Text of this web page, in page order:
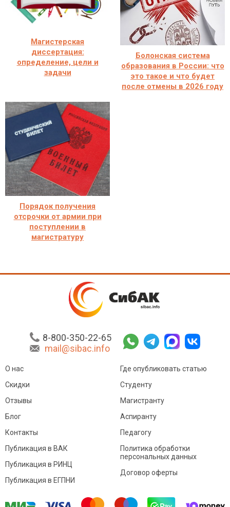
Магистерская
диссертация:
определение, цели и
задачи
Болонская система
образования в России: что
это такое и что будет
после отмены в 2026 году
Порядок получения
отсрочки от армии при
поступлении в
магистратуру
8-800-350-22-65
mail@sibac.info
О нас
Скидки
Отзывы
Блог
Контакты
Где опубликовать статью
Студенту
Магистранту
Аспиранту
Педагогу
Публикация в ВАК
Публикация в РИНЦ
Публикация в ЕГПНИ
Политика обработки
персональных данных
Договор оферты